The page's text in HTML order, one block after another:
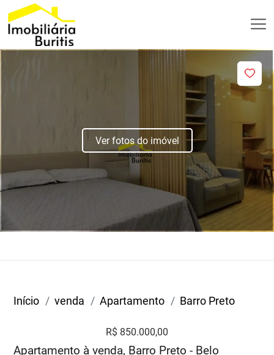
Ver fotos do imóvel
Início venda Apartamento Barro Preto
R$ 850.000,00
Apartamento à venda, Barro Preto - Belo